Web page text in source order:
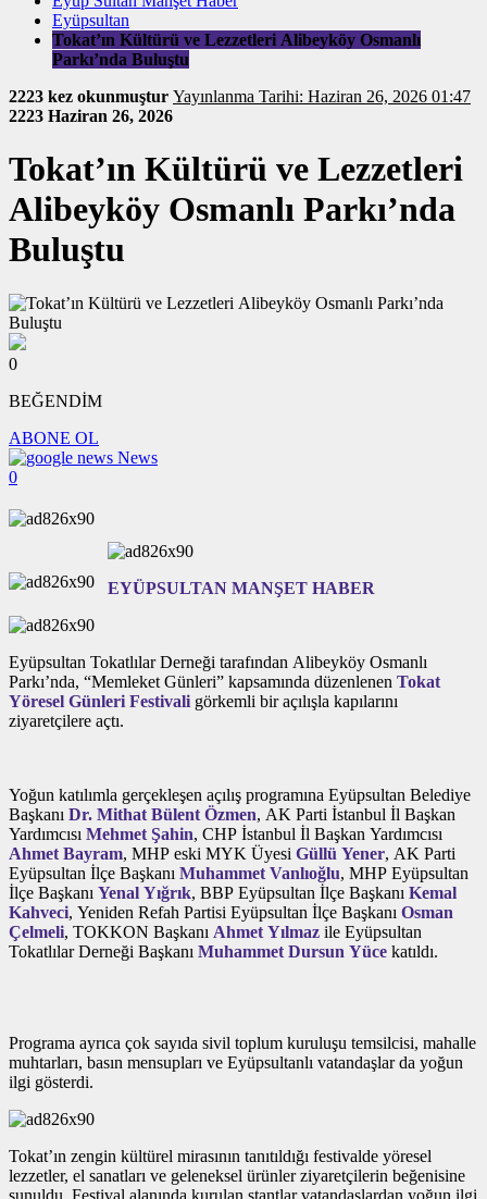
Eyüpsultan
Tokat’ın Kültürü ve Lezzetleri Alibeyköy Osmanlı
Parkı’nda Buluştu
2223 kez okunmuştur
Yayınlanma Tarihi: Haziran 26, 2026 01:47
2223 Haziran 26, 2026
Tokat’ın Kültürü ve Lezzetleri
Alibeyköy Osmanlı Parkı’nda
Buluştu
0
BEĞENDİM
ABONE OL
News
0
EYÜPSULTAN MANŞET HABER
Eyüpsultan Tokatlılar Derneği tarafından Alibeyköy Osmanlı
Parkı’nda, “Memleket Günleri” kapsamında düzenlenen Tokat
Yöresel Günleri Festivali görkemli bir açılışla kapılarını
ziyaretçilere açtı.
Yoğun katılımla gerçekleşen açılış programına Eyüpsultan Belediye
Başkanı Dr. Mithat Bülent Özmen, AK Parti İstanbul İl Başkan
Yardımcısı Mehmet Şahin, CHP İstanbul İl Başkan Yardımcısı
Ahmet Bayram, MHP eski MYK Üyesi Güllü Yener, AK Parti
Eyüpsultan İlçe Başkanı Muhammet Vanlıoğlu, MHP Eyüpsultan
İlçe Başkanı Yenal Yığrık, BBP Eyüpsultan İlçe Başkanı Kemal
Kahveci, Yeniden Refah Partisi Eyüpsultan İlçe Başkanı Osman
Çelmeli, TOKKON Başkanı Ahmet Yılmaz ile Eyüpsultan
Tokatlılar Derneği Başkanı Muhammet Dursun Yüce katıldı.
Programa ayrıca çok sayıda sivil toplum kuruluşu temsilcisi, mahalle
muhtarları, basın mensupları ve Eyüpsultanlı vatandaşlar da yoğun
ilgi gösterdi.
Tokat’ın zengin kültürel mirasının tanıtıldığı festivalde yöresel
lezzetler, el sanatları ve geleneksel ürünler ziyaretçilerin beğenisine
sunuldu. Festival alanında kurulan stantlar vatandaşlardan yoğun ilgi